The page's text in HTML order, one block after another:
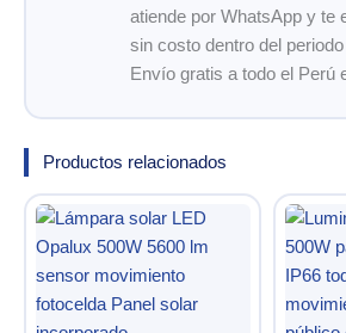
atiende por WhatsApp y te
sin costo dentro del
Envío gratis a todo el Perú
Productos relacionados